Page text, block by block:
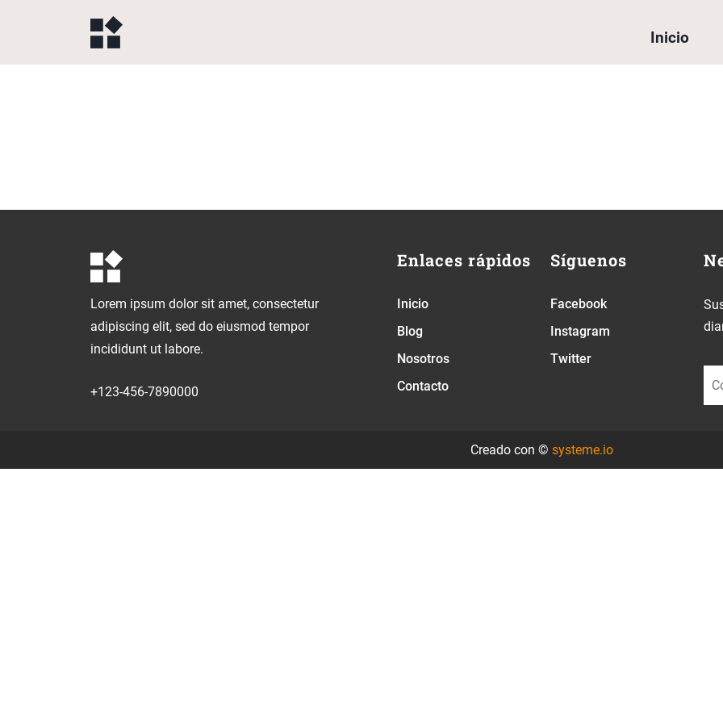
Inicio
Lorem ipsum dolor sit amet, consectetur
adipiscing elit, sed do eiusmod tempor
incididunt ut labore.
+123-456-7890000
Enlaces rápidos
Inicio
Blog
Nosotros
Contacto
Síguenos
Facebook
Instagram
Twitter
Creado con ©systeme.io